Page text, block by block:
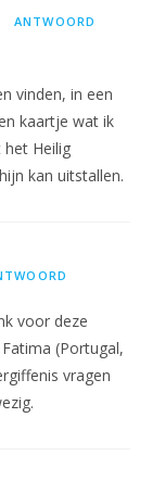
ANTWOORD
vinden, in een
kaartje wat ik
Heilig
kan uitstallen.
voor deze
(Portugal,
vragen